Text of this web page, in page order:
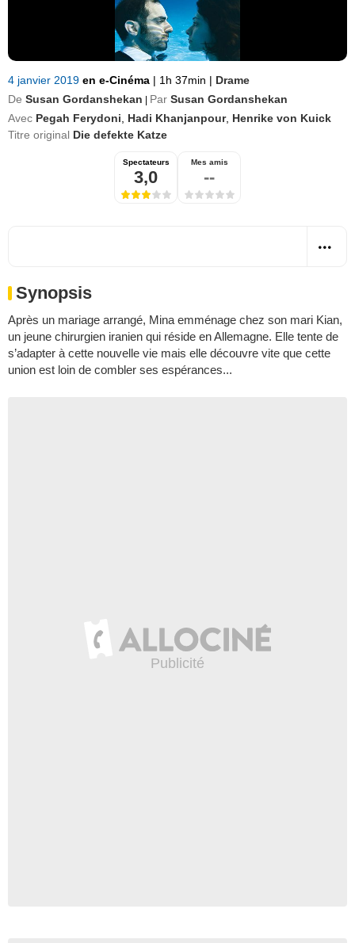
4 janvier 2019 en e-Cinéma | 1h 37min | Drame
De Susan Gordanshekan Par Susan Gordanshekan
Avec Pegah Ferydoni Hadi Khanjanpour, Henrike von Kuick
Titre original Die defekte Katze
Spectateurs
3,0
Mes amis
--
Synopsis
Après un mariage arrangé, Mina emménage chez son mari Kian,
un jeune chirurgien iranien qui réside en Allemagne. Elle tente de
s’adapter à cette nouvelle vie mais elle découvre vite que cette
union est loin de combler ses espérances...